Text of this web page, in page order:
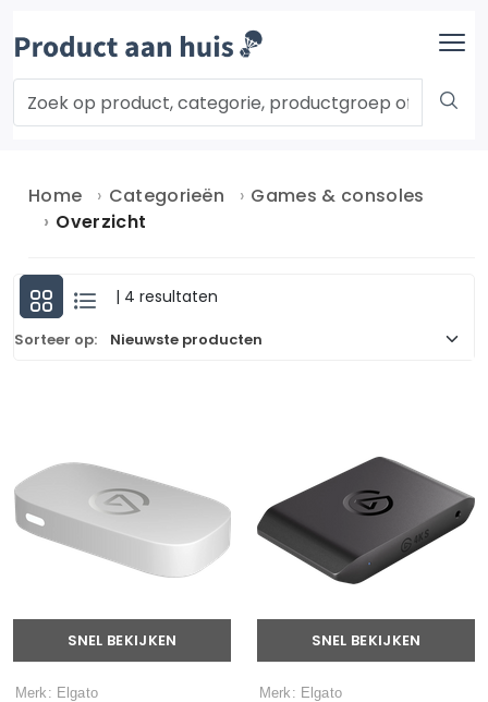
Home Categorieën
Games & consoles
Overzicht
| 4 resultaten
Sorteer op:
SNEL BEKIJKEN
Merk: Elgato
SNEL BEKIJKEN
Merk: Elgato